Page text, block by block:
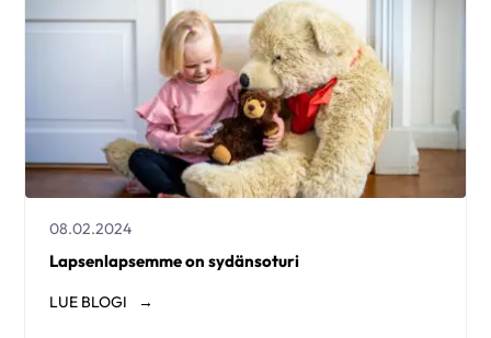
08.02.2024
Lapsenlapsemme on sydänsoturi
LUE BLOGI